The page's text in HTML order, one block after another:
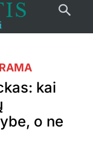
kai
o ne